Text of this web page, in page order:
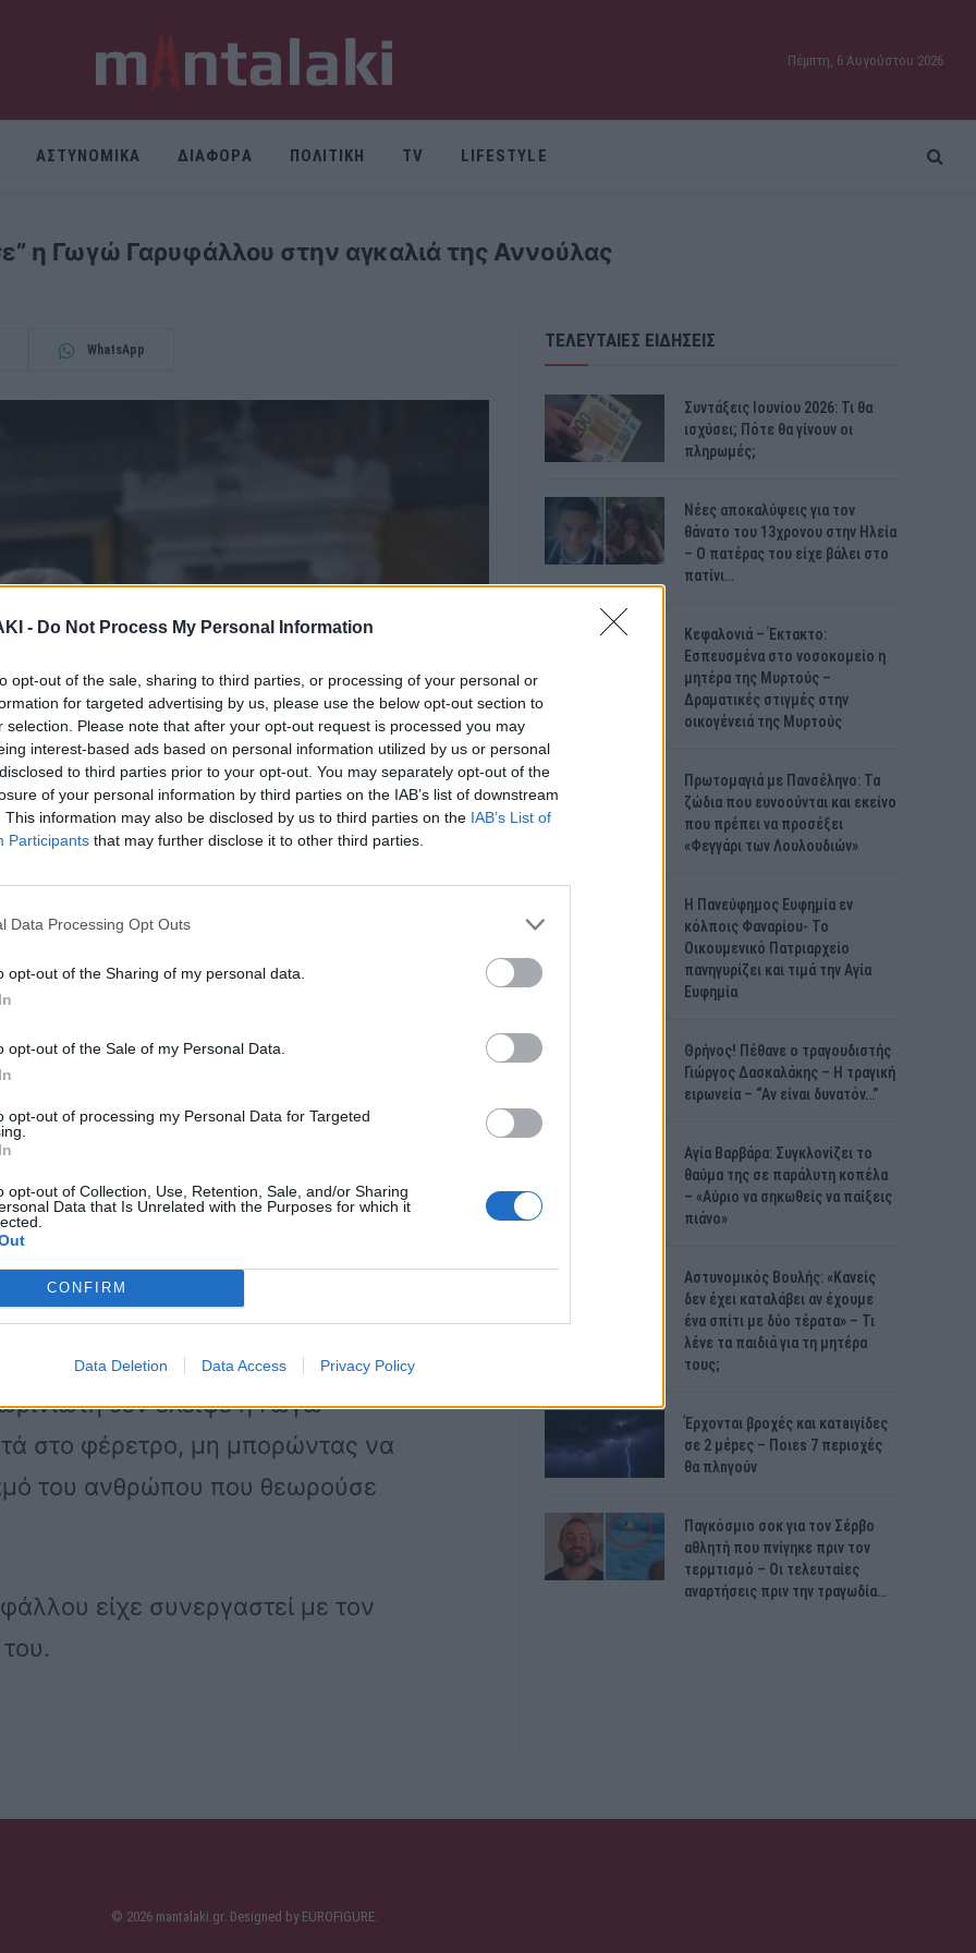
- Do Not Process My Personal Information
opt-out of the sale, sharing to third parties, or processing of your personal or
for targeted advertising by us, please use the below opt-out section to
selection. Please note that after your opt-out request is processed you may
interest-based ads based on personal information utilized by us or personal
to third parties prior to your opt-out. You may separately opt-out of the
of your personal information by third parties on the IAB’s list of downstream
This information may also be disclosed by us to third parties on the IAB’s List of
Participants that may further disclose it to other third parties.
Data Processing Opt Outs
opt-out of the Sharing of my personal data.
opt-out of the Sale of my Personal Data.
opt-out of processing my Personal Data for Targeted
opt-out of Collection, Use, Retention, Sale, and/or Sharing
Data that Is Unrelated with the Purposes for which it
CONFIRM
Data Deletion Data Access Privacy Policy
Πέμπτη, 6 Αυγούστου 2026
ΑΣΤΥΝΟΜΙΚΑ ΔΙΑΦΟΡΑ ΠΟΛΙΤΙΚΗ TV LIFESTYLE
η Γωγώ Γαρυφάλλου στην αγκαλιά της Αννούλας
WhatsApp
του Γιάννη Φλωρινιώτη, στον Ιερο
του, δεν μπορούν ακόμη να
δεν βρίσκεται πια κοντά
Αννούλα υποβασταζόμενη και
στο φέρετρο δεν μπόρεσε να
ξέσπασε σε δάκρυα.
δεν έλειψε η Γωγώ
στο φέρετρο, μη μπορώντας να
του ανθρώπου που θεωρούσε
είχε συνεργαστεί με τον
ΤΕΛΕΥΤΑΙΕΣ ΕΙΔΗΣΕΙΣ
Συντάξεις Ιουνίου 2026: Τι θα
ισχύσει; Πότε θα γίνουν οι
πληρωμές;
Νέες αποκαλύψεις για τον
θάνατο του 13χρονου στην Ηλεία
– Ο πατέρας του είχε βάλει στο
πατίνι…
Κεφαλονιά – Έκτακτο:
Εσπευσμένα στο νοσοκομείο η
μητέρα της Μυρτούς –
Δραματικές στιγμές στην
οικογένειά της Μυρτούς
Πρωτομαγιά με Πανσέληνο: Τα
ζώδια που ευνοούνται και εκείνο
που πρέπει να προσέξει
«Φεγγάρι των Λουλουδιών»
H Πανεύφημος Ευφημία εν
κόλποις Φαναρίου- Το
Οικουμενικό Πατριαρχείο
πανηγυρίζει και τιμά την Αγία
Ευφημία
Θρήνος! Πέθανε ο τραγουδιστής
Γιώργος Δασκαλάκης – Η τραγική
ειρωνεία – “Αν είναι δυνατόν…”
Αγία Βαρβάρα: Συγκλονίζει το
θαύμα της σε παράλυτη κοπέλα
– «Αύριο να σηκωθείς να παίξεις
πιάνο»
Αστυνομικός Bουλής: «Κανείς
δεν έχει καταλάβει αν έχουμε
ένα σπίτι με δύο τέρατα» – Τι
λένε τα παιδιά για τη μητέρα
τους;
Έρχονται βροχές και κατaιγίδες
σε 2 μέpες – Ποιεs 7 πεpιοχές
θα πλnγούν
Παγκόσμιο σοκ για τον Σέρβο
αθλητή που πνίγηκε πριν τον
τερμτισμό – Οι τελευταίες
αναρτήσεις πριν την τραγωδία…
© 2026 mantalaki.gr. Designed by EUROFIGURE.